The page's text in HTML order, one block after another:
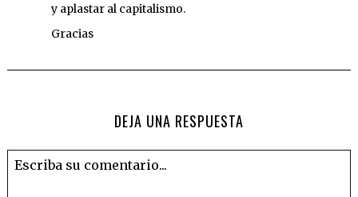
y aplastar al capitalismo.
Gracias
DEJA UNA RESPUESTA